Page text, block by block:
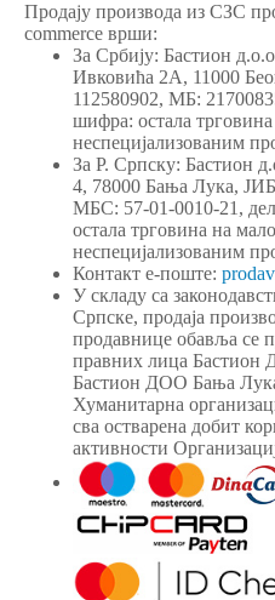
Продају производа из СЗС
commerce врши:
За Србију: Бастион
Ивковића 2А, 11000
112580902, МБ:
шифра: остала
неспецијализованим
За Р. Српску: Бастион
4, 78000 Бања Лука,
МБС: 57-01-0010-21,
остала трговина на
неспецијализованим
Контакт е-поште:
У складу са
Српске, продаја
продавнице обавља се
правних лица Бастион
Бастион ДОО Бања Лука
Хуманитарна
сва остварена добит
активности